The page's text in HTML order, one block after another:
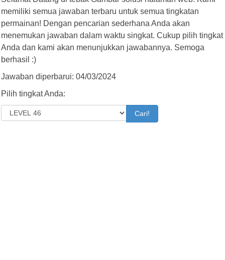
memiliki semua jawaban terbaru untuk semua tingkatan
permainan! Dengan pencarian sederhana Anda akan
menemukan jawaban dalam waktu singkat. Cukup pilih tingkat
Anda dan kami akan menunjukkan jawabannya. Semoga
berhasil :)
Jawaban diperbarui: 04/03/2024
Pilih tingkat Anda:
Cari!